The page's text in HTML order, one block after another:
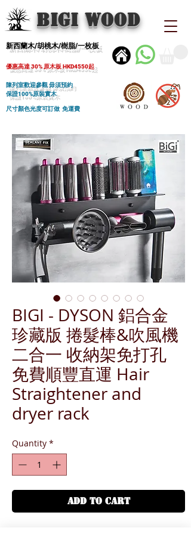
BIGI wood
新西蘭木/胡桃木/樹脂/一枚板
優惠高達 30% 原木板 HKD4550起
陳列室歡迎參觀 毋須預約
保證100%原裝實木
尺寸顏色光度可訂做 免運費
BIGI - DYSON 鋁合金
珍藏版 捲髮棒&吹風機
二合一 收納架免打孔
免費順豐直運 Hair
Straightener and
dryer rack
Quantity *
ADD TO CART